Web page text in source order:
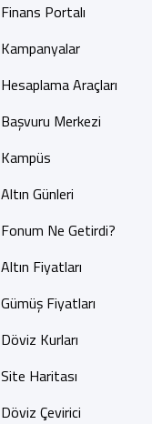
Finans Portalı
Kampanyalar
Hesaplama Araçları
Başvuru Merkezi
Kampüs
Altın Günleri
Fonum Ne Getirdi?
Altın Fiyatları
Gümüş Fiyatları
Döviz Kurları
Site Haritası
Döviz Çevirici